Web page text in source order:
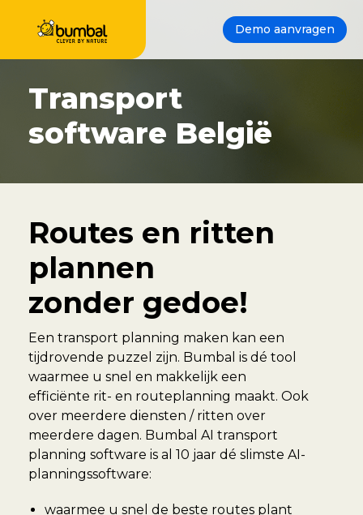
Demo aanvragen
Transport
software België
Routes en ritten
plannen
zonder gedoe!
Een transport planning maken kan een
tijdrovende puzzel zijn. Bumbal is dé tool
waarmee u snel en makkelijk een
efficiënte rit- en routeplanning maakt. Ook
over meerdere diensten / ritten over
meerdere dagen. Bumbal AI transport
planning software is al 10 jaar dé slimste AI-
planningssoftware:
waarmee u snel de beste routes plant